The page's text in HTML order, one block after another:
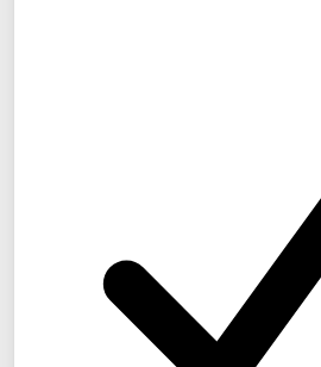
Aktualności, podstawowe
temat naszych projektów można